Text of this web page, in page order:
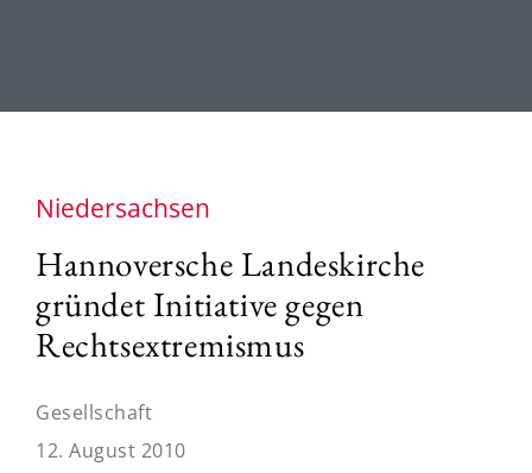
Niedersachsen
Hannoversche Landeskirche
gründet Initiative gegen
Rechtsextremismus
Gesellschaft
12. August 2010